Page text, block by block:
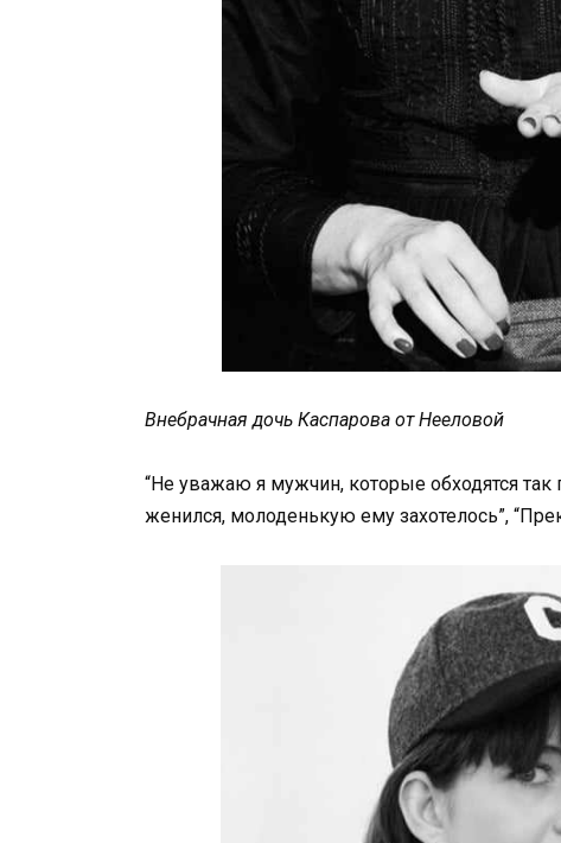
Внебрачная дочь Каспарова от Нееловой
“Не уважаю я мужчин, которые обходятся
женился, молоденькую ему захотелось”,